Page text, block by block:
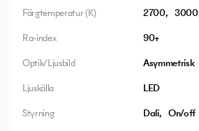
Färgtemperatur (K)
2700 3000
Ra-index
90+
Optik/Ljusbild
Asymmetrisk
Ljuskälla
LED
Styrning
Dali On/off